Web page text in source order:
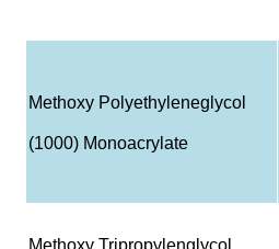
Methoxy Polyethyleneglycol
(1000) Monoacrylate
Methoxy Tripropylenglycol